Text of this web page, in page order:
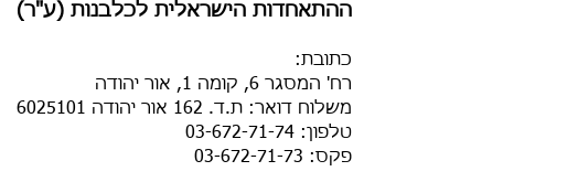
ההתאחדות הישראלית לכלבנות (ע"ר)
כתובת:
רח' המסגר 6, קומה 1, אור יהודה
משלוח דואר: ת.ד. 162 אור יהודה 6025101
טלפון: 03-672-71-74
פקס: 03-672-71-73​